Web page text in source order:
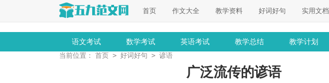
首页 作文大全 教学资料 好词好句 实用文档
语文考试 数学考试 英语考试 教学总结 教学计划
当前位置： 首页 > 好词好句 > 谚语
广泛流传的谚语